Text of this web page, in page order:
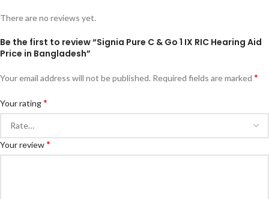
There are no reviews yet.
Be the first to review “Signia Pure C & Go 1 IX RIC Hearing Aid
Price in Bangladesh”
Your email address will not be published. Required fields are marked *
Your rating*
Your review*